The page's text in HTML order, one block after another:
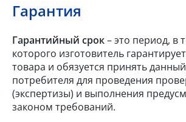
Гарантия
Гарантийный срок– это период, в
которого изготовитель
товара и обязуется принять
потребителя для проведения
(экспертизы) и выполнения
законом требований.